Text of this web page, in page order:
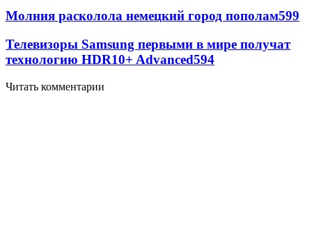
Молния расколола немецкий город пополам599
Телевизоры Samsung первыми в мире получат
технологию HDR10+ Advanced594
Читать комментарии